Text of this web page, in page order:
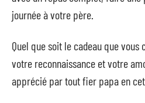
journée à votre père.
Quel que soit le cadeau que
votre reconnaissance et votre
apprécié par tout fier papa en